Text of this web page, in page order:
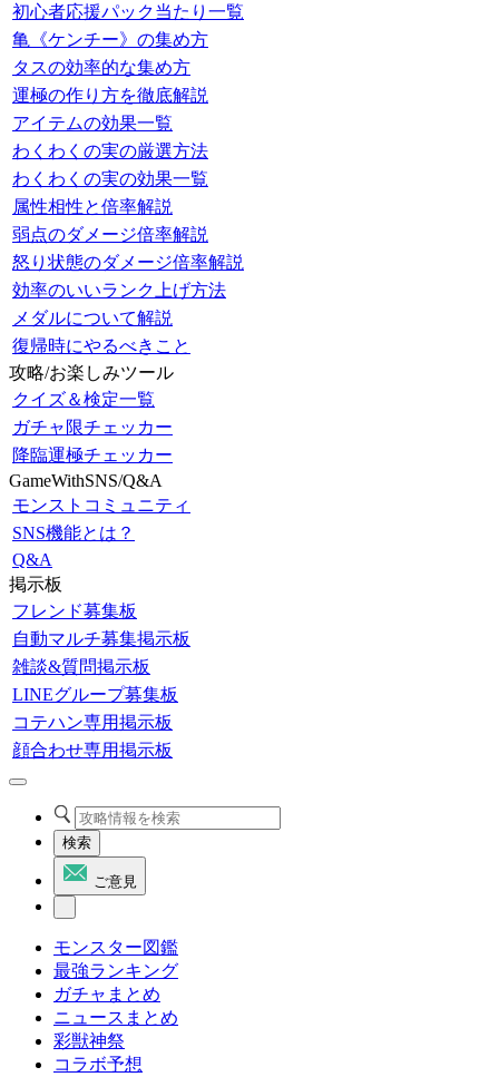
初心者応援パック当たり一覧
亀《ケンチー》の集め方
タスの効率的な集め方
運極の作り方を徹底解説
アイテムの効果一覧
わくわくの実の厳選方法
わくわくの実の効果一覧
属性相性と倍率解説
弱点のダメージ倍率解説
怒り状態のダメージ倍率解説
効率のいいランク上げ方法
メダルについて解説
復帰時にやるべきこと
攻略/お楽しみツール
クイズ＆検定一覧
ガチャ限チェッカー
降臨運極チェッカー
GameWithSNS/Q&A
モンストコミュニティ
SNS機能とは？
Q&A
掲示板
フレンド募集板
自動マルチ募集掲示板
雑談&質問掲示板
LINEグループ募集板
コテハン専用掲示板
顔合わせ専用掲示板
検索
ご意見
モンスター図鑑
最強ランキング
ガチャまとめ
ニュースまとめ
彩獣神祭
コラボ予想